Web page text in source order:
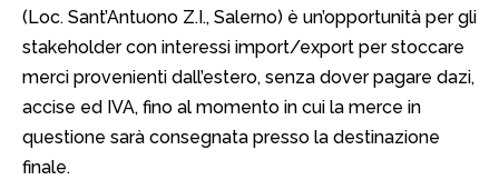
(Loc. Sant’Antuono Z.I., Salerno) è un’opportunità per gli
stakeholder con interessi import/export per stoccare
merci provenienti dall’estero, senza dover pagare dazi,
accise ed IVA, fino al momento in cui la merce in
questione sarà consegnata presso la destinazione
finale.